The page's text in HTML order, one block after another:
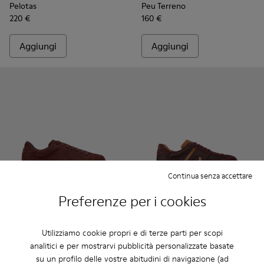
Preferenze per i cookies
Utilizziamo cookie propri e di terze parti per scopi
analitici e per mostrarvi pubblicità personalizzate basate
su un profilo delle vostre abitudini di navigazione (ad
Continua senza accettare
Pelotas
220 €
Aggiungi
Peu Terreno
160 €
Aggiungi
Pelotas Soller
Pelotas Soller
72 €